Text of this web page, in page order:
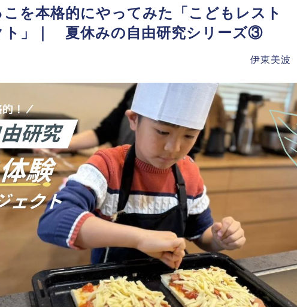
を本格的にやってみた「こどもレスト
ト」｜ 夏休みの自由研究シリーズ③
伊東美波